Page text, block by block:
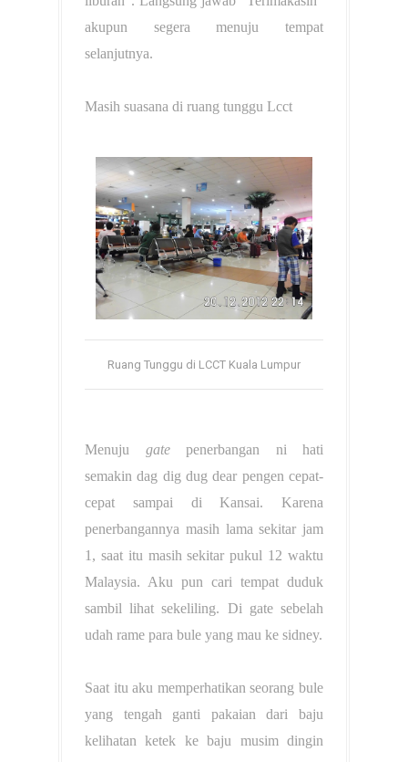
akupun segera menuju tempat
selanjutnya.
Masih suasana di ruang tunggu Lcct
Ruang Tunggu di LCCT Kuala Lumpur
Menuju gatepenerbangan ni hati
semakin dag dig dug dear pengen cepat-
cepat sampai di Kansai. Karena
penerbangannya masih lama sekitar jam
1, saat itu masih sekitar pukul 12 waktu
Malaysia. Aku pun cari tempat duduk
sambil lihat sekeliling. Di gate sebelah
udah rame para bule yang mau ke sidney.
Saat itu aku memperhatikan seorang bule
yang tengah ganti pakaian dari baju
kelihatan ketek ke baju musim dingin